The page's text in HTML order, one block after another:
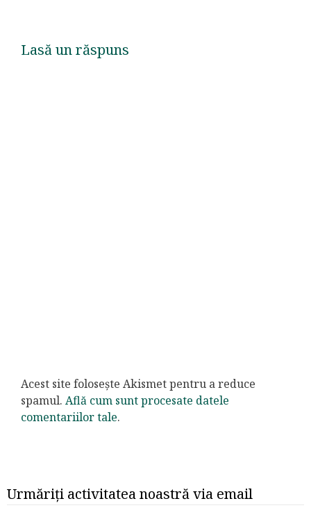
Lasă un răspuns
Acest site folosește Akismet pentru a reduce
spamul. Află cum sunt procesate datele
comentariilor tale.
Urmăriți activitatea noastră via email